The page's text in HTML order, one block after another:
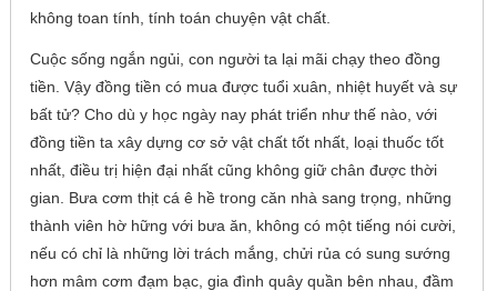
không toan tính, tính toán chuyện vật chất.
Cuộc sống ngắn ngủi, con người ta lại mãi chạy theo đồng
tiền. Vậy đồng tiền có mua được tuổi xuân, nhiệt huyết và sự
bất tử? Cho dù y học ngày nay phát triển như thế nào, với
đồng tiền ta xây dựng cơ sở vật chất tốt nhất, loại thuốc tốt
nhất, điều trị hiện đại nhất cũng không giữ chân được thời
gian. Bưa cơm thịt cá ê hề trong căn nhà sang trọng, những
thành viên hờ hững với bưa ăn, không có một tiếng nói cười,
nếu có chỉ là những lời trách mắng, chửi rủa có sung sướng
hơn mâm cơm đạm bạc, gia đình quây quần bên nhau, đầm